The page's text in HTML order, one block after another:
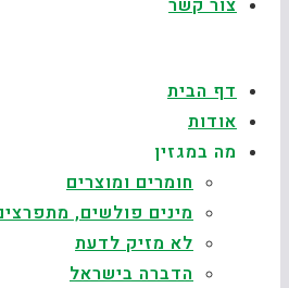
צור קשר
דף הבית
אודות
מה במגזין
חומרים ומוצרים
מינים פולשים,
לא מזיק לדעת
הדברה בישראל